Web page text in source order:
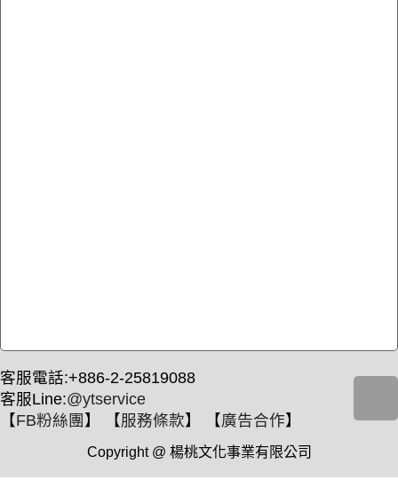
客服電話:+886-2-25819088
客服Line:@ytservice
【FB粉絲團 】 【服務條款】 【廣告合作】
Copyright @ 楊桃文化事業有限公司